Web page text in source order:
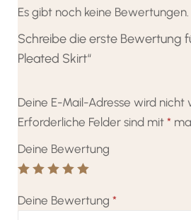
Es gibt noch keine Bewertungen.
Schreibe die erste Bewertung
Pleated Skirt“
Deine E-Mail-Adresse wird nicht
Erforderliche Felder sind mit *
Deine Bewertung
Deine Bewertung *